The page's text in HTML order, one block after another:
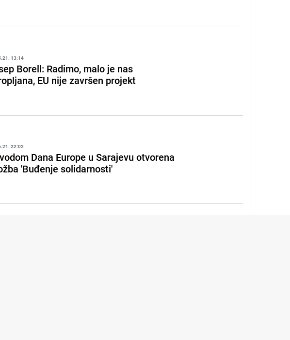
13:14
Borell: Radimo, malo je nas
EU nije završen projekt
22:02
Dana Europe u Sarajevu otvorena
'Buđenje solidarnosti'